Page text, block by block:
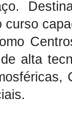
alta